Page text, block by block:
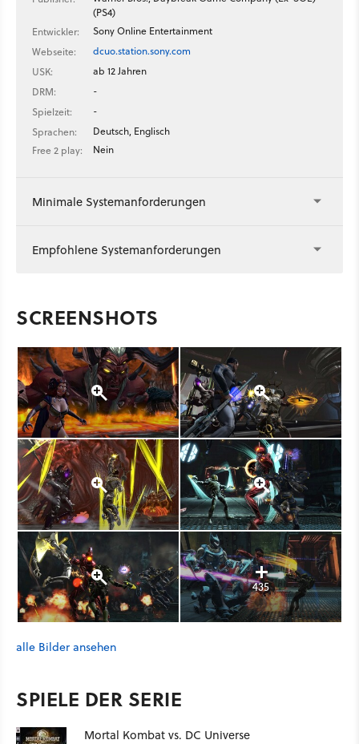
(PS4)
Entwickler:
Sony Online Entertainment
Webseite:
dcuo.station.sony.com
USK:
ab 12 Jahren
DRM:
-
Spielzeit:
-
Sprachen:
Deutsch, Englisch
Free 2 play:
Nein
Minimale Systemanforderungen
Empfohlene Systemanforderungen
SCREENSHOTS
435
alle Bilder ansehen
SPIELE DER SERIE
Mortal Kombat vs. DC Universe